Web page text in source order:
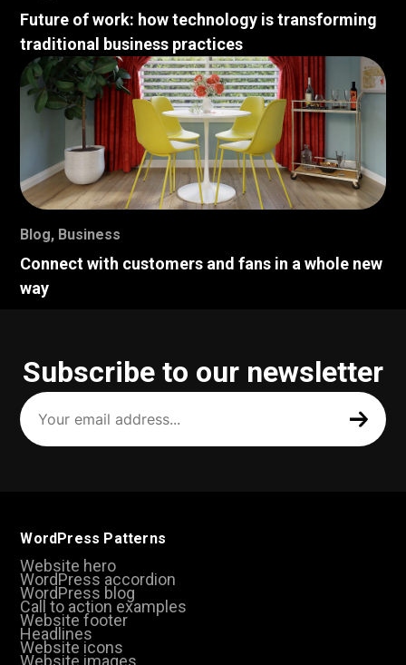
Future of work: how technology is transforming
traditional business practices
Blog, Business
Connect with customers and fans in a whole new
way
Subscribe to our newsletter
Your
email
address
(Required)
WordPress Patterns
Website hero
WordPress accordion
WordPress blog
Call to action examples
Website footer
Headlines
Website icons